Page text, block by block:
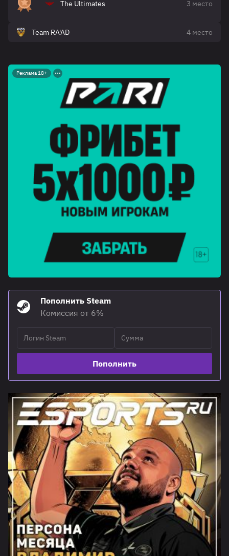
The Ultimates 3 место
Team RA'AD 4 место
Реклама 18+
Пополнить Steam
Комиссия от 6%
Пополнить